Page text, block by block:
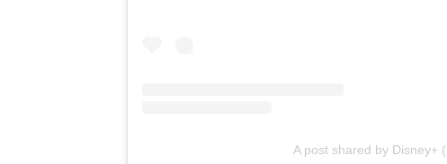
A post shared by Disney+